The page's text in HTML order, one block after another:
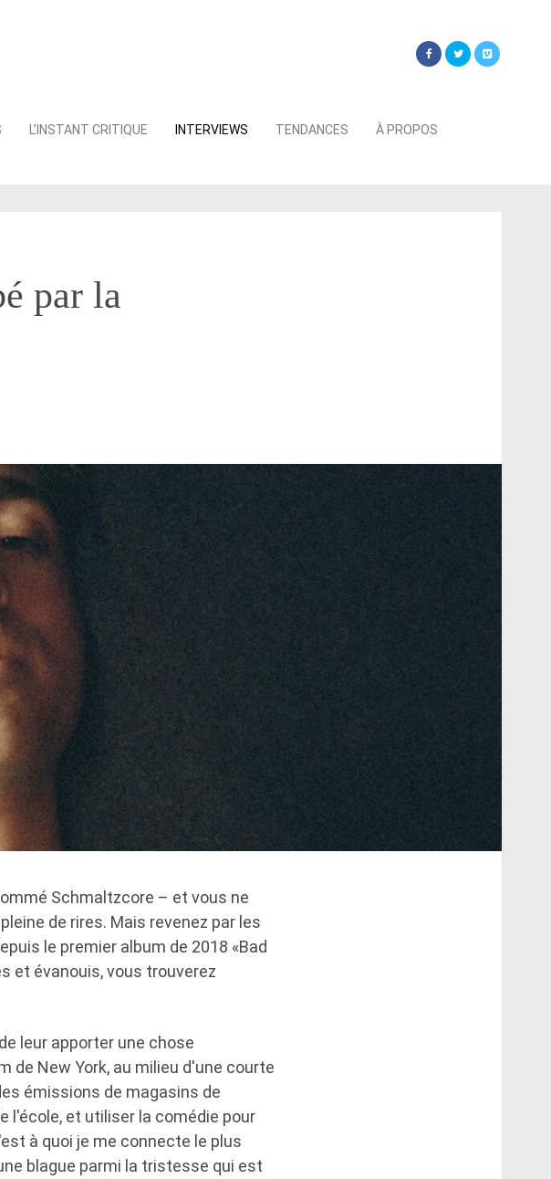
L’INSTANT CRITIQUE INTERVIEWS TENDANCES À PROPOS
par la
Schmaltzcore – et vous ne
de rires. Mais revenez par les
le premier album de 2018 «Bad
et évanouis, vous trouverez
leur apporter une chose
de New York, au milieu d'une courte
émissions de magasins de
l'école, et utiliser la comédie pour
à quoi je me connecte le plus
blague parmi la tristesse qui est